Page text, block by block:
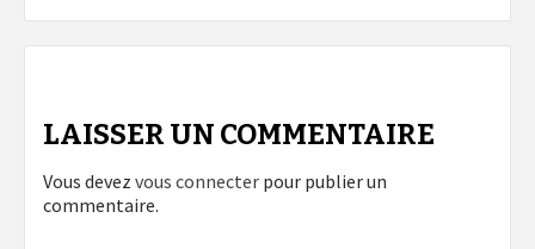
LAISSER UN COMMENTAIRE
Vous devez vous connecter pour publier un
commentaire.